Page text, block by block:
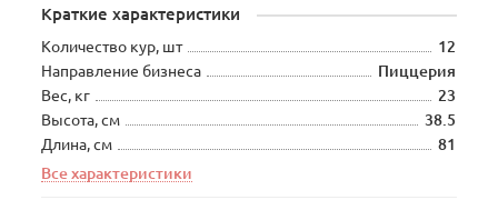
Краткие характеристики
Количество кур, шт
12
Направление бизнеса
Пиццерия
Вес, кг
23
Высота, см
38.5
Длина, см
81
Все характеристики